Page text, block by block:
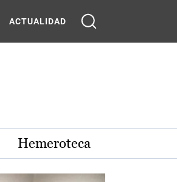
ACTUALIDAD
Hemeroteca